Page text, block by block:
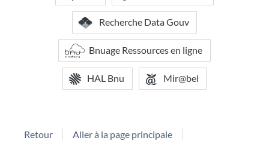
Recherche Data Gouv
Bnuage Ressources en ligne
HAL Bnu Mir@bel
Retour Aller à la page principale